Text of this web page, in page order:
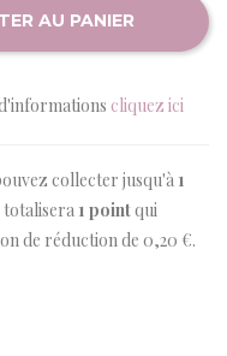
AU PANIER
cliquez ici
collecter jusqu'à 1
totalisera 1 pointqui
de réduction de 0,20 €.